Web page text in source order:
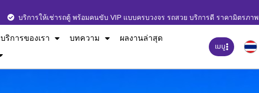
บริการให้เช่ารถตู้ พร้อมคนขับ VIP แบบครบวงจร รถสวย บริการดี ราคามิตรภาพ
บริการของเรา บทความ
ผลงานล่าสุด
เมนู